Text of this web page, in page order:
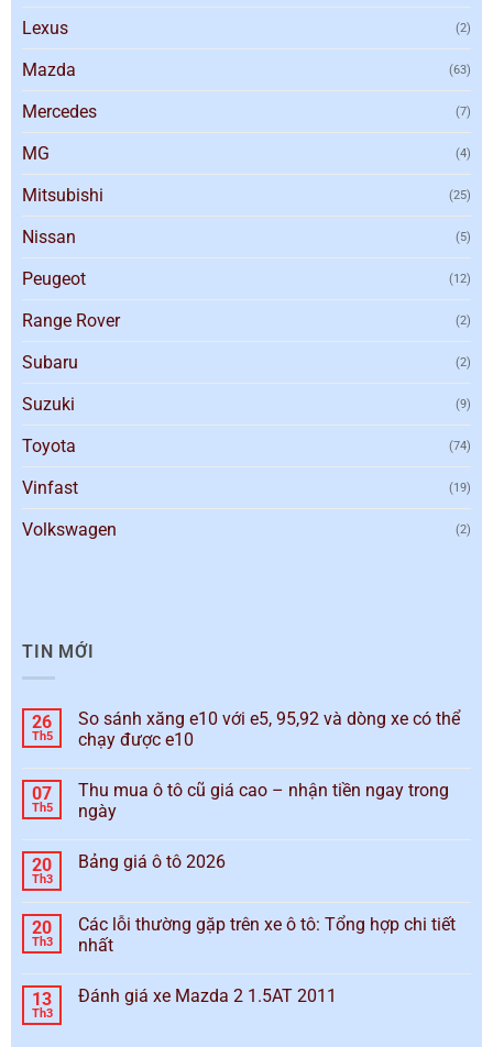
Lexus (2)
Mazda (63)
Mercedes (7)
MG (4)
Mitsubishi (25)
Nissan (5)
Peugeot (12)
Range Rover (2)
Subaru (2)
Suzuki (9)
Toyota (74)
Vinfast (19)
Volkswagen (2)
TIN MỚI
26
Th5
So sánh xăng e10 với e5, 95,92 và dòng xe có thể
chạy được e10
07
Th5
Thu mua ô tô cũ giá cao – nhận tiền ngay trong
ngày
20
Th3
Bảng giá ô tô 2026
20
Th3
Các lỗi thường gặp trên xe ô tô: Tổng hợp chi tiết
nhất
13
Th3
Đánh giá xe Mazda 2 1.5AT 2011